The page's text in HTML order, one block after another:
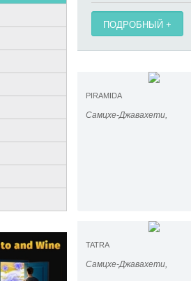
ПОДРОБНЫЙ
PIRAMIDA
Самцхе-Джавахети,
TATRA
Самцхе-Джавахети,